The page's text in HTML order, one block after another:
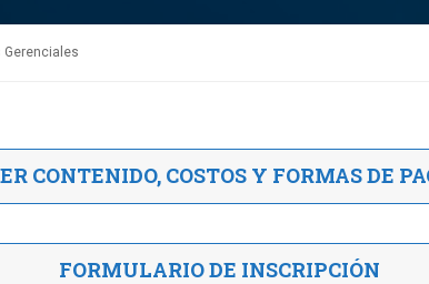
CONTENIDO, COSTOS Y FORMAS DE
FORMULARIO DE INSCRIPCIÓN